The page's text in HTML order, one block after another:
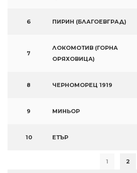
6 ПИРИН (БЛАГОЕВГРАД)
7
ЛОКОМОТИВ (ГОРНА
ОРЯХОВИЦА)
8 ЧЕРНОМОРЕЦ 1919
9 МИНЬОР
10 ЕТЪР
1 2